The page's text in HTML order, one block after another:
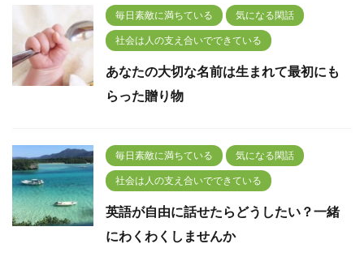
毎日素敵に満ちている 気になる閑話
社会は人の支え合いでできている
あなたの大切な名前は生まれて最初にも
らった贈り物
毎日素敵に満ちている 気になる閑話
社会は人の支え合いでできている
英語が自由に話せたらどうしたい？一緒
にわくわくしませんか